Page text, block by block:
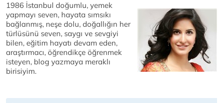
1986 İstanbul doğumlu, yemek
yapmayı seven, hayata sımsıkı
bağlanmış, neşe dolu, doğallığın her
türlüsünü seven, saygı ve sevgiyi
bilen, eğitim hayatı devam eden,
araştırmacı, öğrendikçe öğrenmek
isteyen, blog yazmaya meraklı
birisiyim.